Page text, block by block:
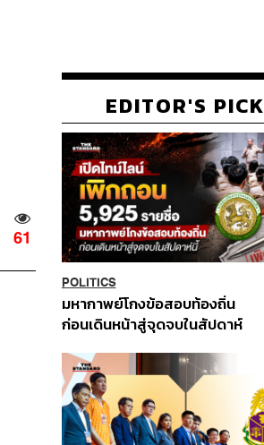
61
EDITOR'S PICK
POLITICS
มหากาพย์โกงข้อสอบท้องถิ่น
ก่อนเดินหน้าสู่จุดจบในสัปดาห์